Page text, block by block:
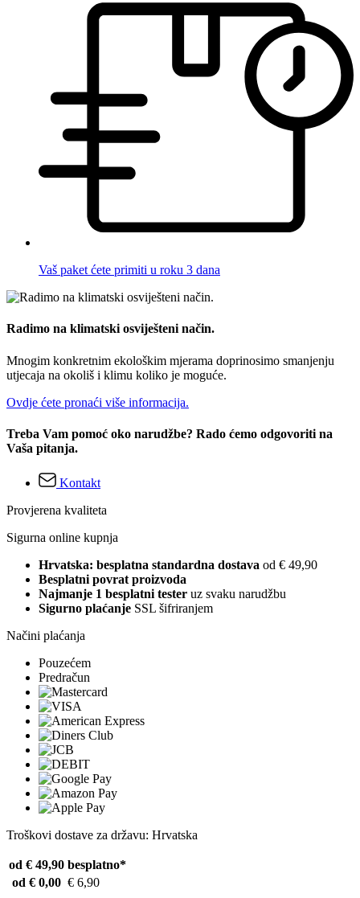
Vaš paket ćete primiti u roku 3 dana
Radimo na klimatski osviješteni način.
Mnogim konkretnim ekološkim mjerama doprinosimo smanjenju
utjecaja na okoliš i klimu koliko je moguće.
Ovdje ćete pronaći više informacija.
Treba Vam pomoć oko narudžbe? Rado ćemo odgovoriti na
Vaša pitanja.
Kontakt
Provjerena kvaliteta
Sigurna online kupnja
Hrvatska: besplatna standardna dostava od € 49,90
Besplatni povrat proizvoda
Najmanje 1 besplatni tester uz svaku narudžbu
Sigurno plaćanje SSL šifriranjem
Načini plaćanja
Pouzećem
Predračun
Troškovi dostave za državu: Hrvatska
od € 49,90 besplatno*
od € 0,00 € 6,90